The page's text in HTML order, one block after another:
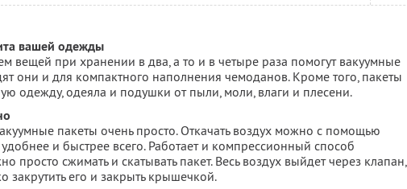
вашей одежды
вещей при хранении в два, а то и в четыре раза помогут вакуумные
они и для компактного наполнения чемоданов. Кроме того, пакеты
одежду, одеяла и подушки от пыли, моли, влаги и плесени.
пакеты очень просто. Откачать воздух можно с помощью
и быстрее всего. Работает и компрессионный способ
просто сжимать и скатывать пакет. Весь воздух выйдет через клапан,
закрутить его и закрыть крышечкой.